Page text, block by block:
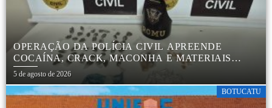
OPERAÇÃO DA POLÍCIA CIVIL APREENDE
COCAÍNA, CRACK, MACONHA E MATERIAIS
PARA EMBALAR DROGAS EM BOTUCATU
5 de agosto de 2026
BOTUCATU